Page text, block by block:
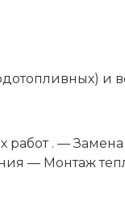
. —
— Монтаж